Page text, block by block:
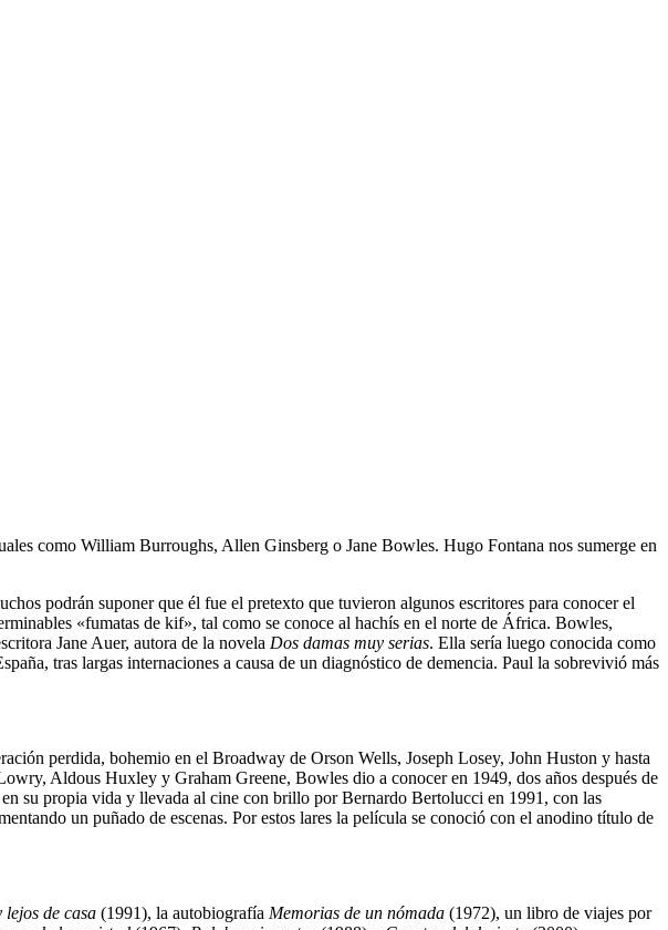
como William Burroughs, Allen Ginsberg o Jane Bowles. Hugo Fontana nos sumerge en
podrán suponer que él fue el pretexto que tuvieron algunos escritores para conocer el
«fumatas de kif», tal como se conoce al hachís en el norte de África. Bowles,
Jane Auer, autora de la novela Dos damas muy serias. Ella sería luego conocida como
tras largas internaciones a causa de un diagnóstico de demencia. Paul la sobrevivió más
perdida, bohemio en el Broadway de Orson Wells, Joseph Losey, John Huston y hasta
Aldous Huxley y Graham Greene, Bowles dio a conocer en 1949, dos años después de
su propia vida y llevada al cine con brillo por Bernardo Bertolucci en 1991, con las
un puñado de escenas. Por estos lares la película se conoció con el anodino título de
lejos de casa (1991), la autobiografía Memorias de un nómada (1972), un libro de viajes por